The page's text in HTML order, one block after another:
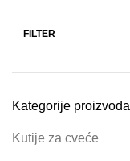
FILTER
Kategorije proizvoda
Kutije za cveće